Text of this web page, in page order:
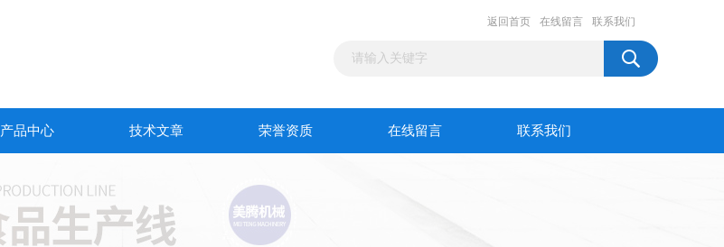
返回首页 在线留言 联系我们
产品中心 技术文章 荣誉资质 在线留言 联系我们